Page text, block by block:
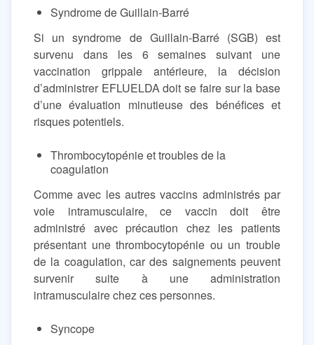
Syndrome de Guillain-Barré
Si un syndrome de Guillain-Barré (SGB) est
survenu dans les 6 semaines suivant une
vaccination grippale antérieure, la décision
d’administrer EFLUELDA doit se faire sur la base
d’une évaluation minutieuse des bénéfices et
risques potentiels.
Thrombocytopénie et troubles de la
coagulation
Comme avec les autres vaccins administrés par
voie intramusculaire, ce vaccin doit être
administré avec précaution chez les patients
présentant une thrombocytopénie ou un trouble
de la coagulation, car des saignements peuvent
survenir suite à une administration
intramusculaire chez ces personnes.
Syncope